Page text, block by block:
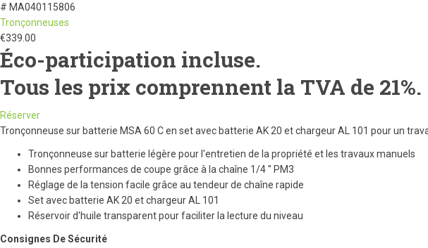
# MA040115806
Tronçonneuses
€339.00
Éco-participation incluse.
Tous les prix comprennent la TVA de 21%.
Réserver
Tronçonneuse sur batterie MSA 60 C en set avec batterie AK 20 et chargeur AL 101 pour un
Tronçonneuse sur batterie légère pour l'entretien de la propriété et les travaux manuels
Bonnes performances de coupe grâce à la chaîne 1/4 '' PM3
Réglage de la tension facile grâce au tendeur de chaîne rapide
Set avec batterie AK 20 et chargeur AL 101
Réservoir d'huile transparent pour faciliter la lecture du niveau
Consignes De Sécurité